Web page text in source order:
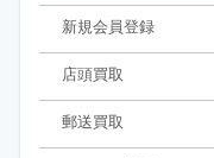
新規会員登録
店頭買取
郵送買取